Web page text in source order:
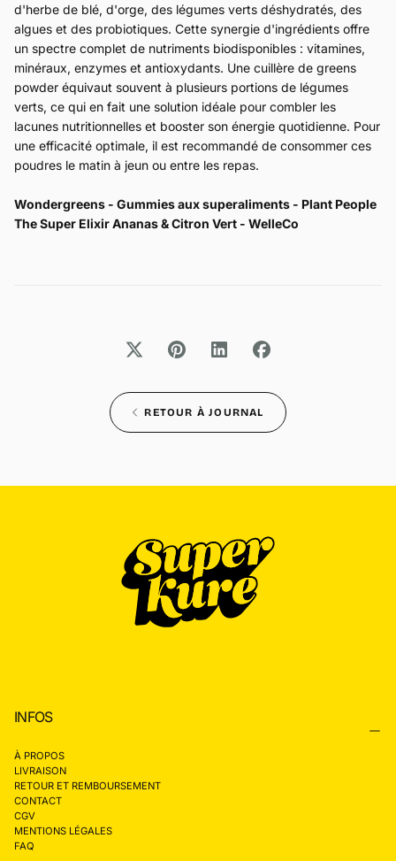
d'herbe de blé, d'orge, des légumes verts déshydratés, des
algues et des probiotiques. Cette synergie d'ingrédients offre
un spectre complet de nutriments biodisponibles : vitamines,
minéraux, enzymes et antioxydants. Une cuillère de greens
powder équivaut souvent à plusieurs portions de légumes
verts, ce qui en fait une solution idéale pour combler les
lacunes nutritionnelles et booster son énergie quotidienne. Pour
une efficacité optimale, il est recommandé de consommer ces
poudres le matin à jeun ou entre les repas.
Wondergreens - Gummies aux superaliments - Plant People
The Super Elixir Ananas & Citron Vert - WelleCo
RETOUR À JOURNAL
INFOS
À PROPOS
LIVRAISON
RETOUR ET REMBOURSEMENT
CONTACT
CGV
MENTIONS LÉGALES
FAQ